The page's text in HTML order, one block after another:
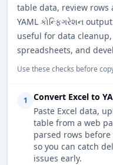
table data, review rows
YAML કોન્ફિગરેશન
useful for data
spreadsheets, and
Use these checks before
1
Convert Excel to
Paste Excel data,
table from a web
parsed rows before
so you can catch
issues early.